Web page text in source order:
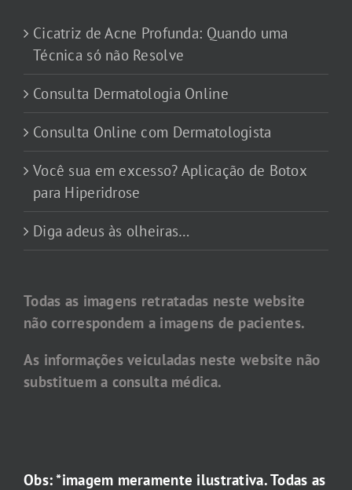
Cicatriz de Acne Profunda: Quando uma
Técnica só não Resolve
Consulta Dermatologia Online
Consulta Online com Dermatologista
Você sua em excesso? Aplicação de Botox
para Hiperidrose
Diga adeus às olheiras…
Todas as imagens retratadas neste website
não correspondem a imagens de pacientes.
As informações veiculadas neste website não
substituem a consulta médica.
Obs: *imagem meramente ilustrativa. Todas as